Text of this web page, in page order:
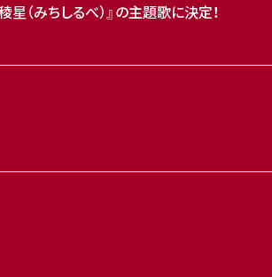
（みちしるべ）』の主題歌に決定！